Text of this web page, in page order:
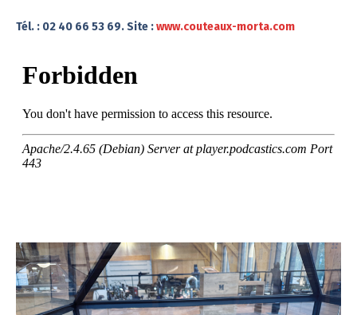
Tél. : 02 40 66 53 69. Site :www.couteaux-morta.com